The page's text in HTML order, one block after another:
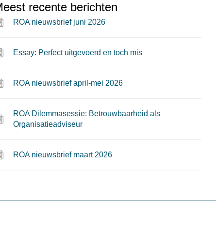
recente berichten
ROA nieuwsbrief juni 2026
Essay: Perfect uitgevoerd en toch mis
ROA nieuwsbrief april-mei 2026
ROA Dilemmasessie: Betrouwbaarheid als
Organisatieadviseur
ROA nieuwsbrief maart 2026